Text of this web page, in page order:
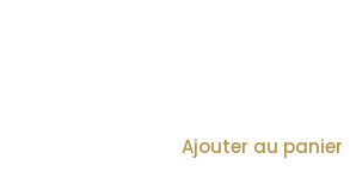
Ajouter au panier